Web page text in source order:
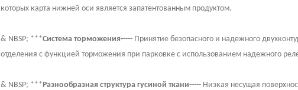
которых карта нижней оси является запатентованным продуктом.
& NBSP; ***Система торможения----- Принятие безопасного и надежного
отделения с функцией торможения при парковке с использованием надежного
& NBSP; ***Разнообразная структура гусиной ткани----- Низкая несущая